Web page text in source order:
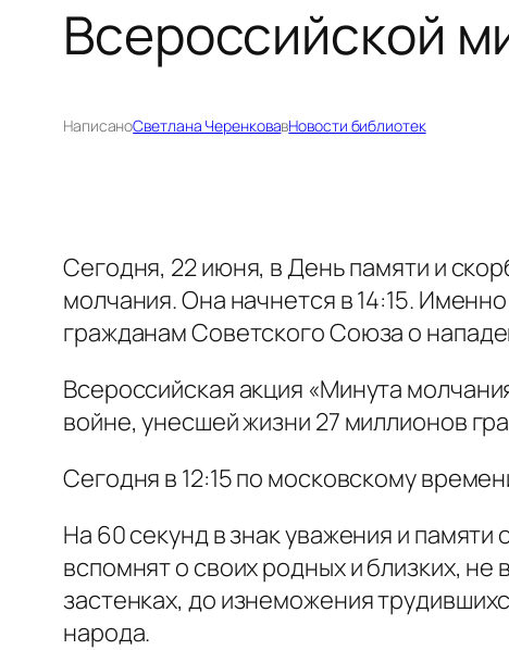
Всероссийской
НаписаноСветлана ЧеренковавНовости библиотек
Сегодня, 22 июня, в День памяти и
молчания. Она начнется в 14:15.
гражданам Советского Союза о
Всероссийская акция «Минута
войне, унесшей жизни 27 миллионов
Сегодня в 12:15 по московскому
На 60 секунд в знак уважения и
вспомнят о своих родных и близких,
застенках, до изнеможения
народа.